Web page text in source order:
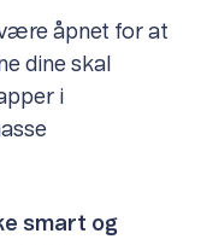
åpnet for at
dine skal
i
smart og